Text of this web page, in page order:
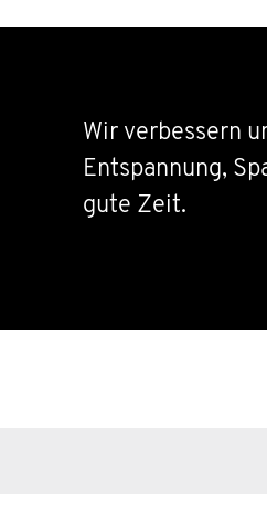
Wir verbessern
Entspannung,
gute Zeit.